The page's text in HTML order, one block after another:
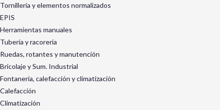
Tornillería y elementos normalizados
EPIS
Herramientas manuales
Tubería y racorería
Ruedas, rotantes y manutención
Bricolaje y Sum. Industrial
Fontanería, calefacción y climatización
Calefacción
Climatización